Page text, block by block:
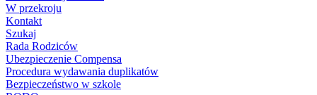
W przekroju
Kontakt
Szukaj
Rada Rodziców
Ubezpieczenie Compensa
Procedura wydawania duplikatów
Bezpieczeństwo w szkole